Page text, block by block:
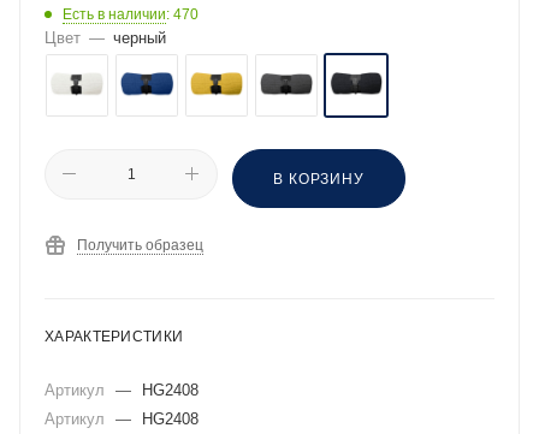
Есть в наличии: 470
Цвет — черный
В КОРЗИНУ
Получить образец
ХАРАКТЕРИСТИКИ
Артикул —
HG2408
Артикул
—
HG2408